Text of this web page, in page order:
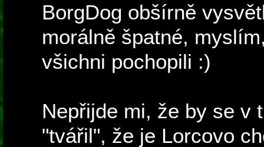
BorgDog obšírně
morálně špatné,
všichni pochopili :)
Nepřijde mi, že by se v
"tvářil", že je Lorcovo